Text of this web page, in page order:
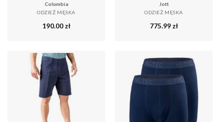
Columbia
ODZIEŻ MĘSKA
190.00 zł
Jott
ODZIEŻ MĘSKA
775.99 zł